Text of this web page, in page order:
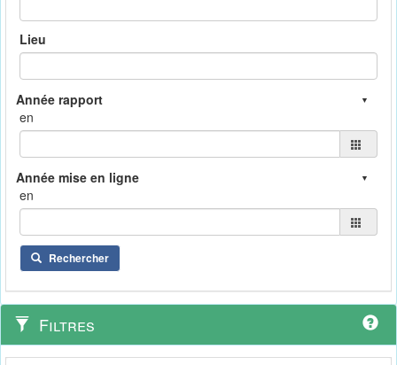
Lieu
en
en
Rechercher
Filtres